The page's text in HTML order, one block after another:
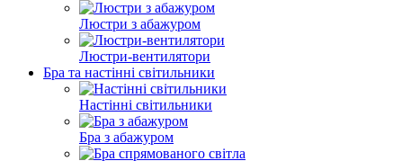
Люстри з абажуром
Люстри-вентилятори
Бра та настінні світильники
Настінні світильники
Бра з абажуром